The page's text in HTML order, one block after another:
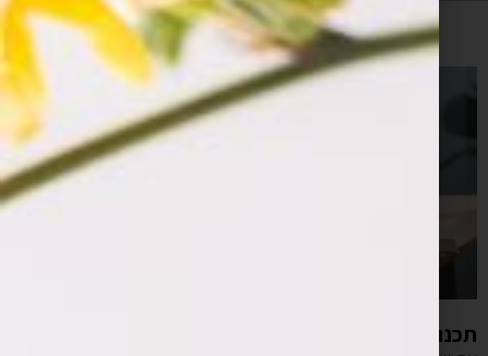
תכנות אפליקציות